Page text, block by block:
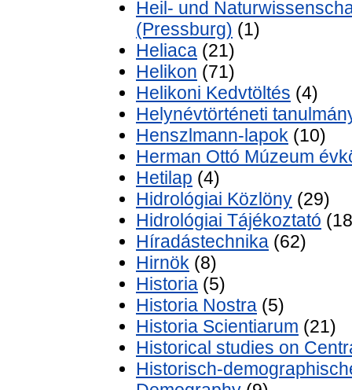
Heil- und
(Pressburg) (1)
Heliaca (21)
Helikon (71)
Helikoni Kedvtöltés (4)
Helynévtörténeti
Henszlmann-lapok (10)
Herman Ottó Múzeum
Hetilap (4)
Hidrológiai Közlöny (29)
Hidrológiai Tájékoztató
Híradástechnika (62)
Hirnök (8)
Historia (5)
Historia Nostra (5)
Historia Scientiarum (21)
Historical studies on
Historisch-